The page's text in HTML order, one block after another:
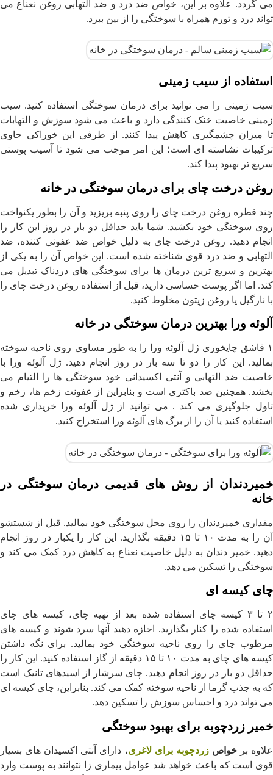
می گردد. علاوه بر این، خواص ضد درد و ضد التهابی روغن نعناع می
تواند درد و تورم همراه با سوختگی را از بین ببرد.
استفاده از سیب زمینی
سیب زمینی را می توانید برای درمان سوختگی استفاده کنید. سیب
زمینی خاصیت خنک کنندگی دارد و باعث می شود سوزش و التهابات
تا میزان چشمگیری کاهش پیدا کنند. از طرفی این خوراکی حاوی
ترکیبات نشاسته ای است؛ این امر موجب می شود تا آسیب پوستی
سریع تر بهبود پیدا کند.
روغن درخت چای برای درمان سوختگی در خانه
چند قطره روغن درخت چای را روی پنبه بریزید و آن را بطور یکنواخت
روی سوختگی خود بکشید. شما باید حداقل دو بار در روز این کار را
انجام دهید. روغن درخت چای به دلیل خواص ضد عفونی کننده، ضد
التهابی و ضد درد قوی شناخته شده است. این خواص آن را به یکی از
بهترین و سریع ترین درمان ها برای سوختگی های دردناک تبدیل می
کند. اما اگر پوست حساسی دارید، قبل از استفاده روغن درخت چای را
با نارگیل یا روغن زیتون مخلوط کنید.
آلوئه ورا بهترین درمان سوختگی در خانه
۱ قاشق چایخوری ژل آلوئه ورا را به طور مساوی روی ناحیه سوخته
بمالید. این کار را دو تا سه بار در روز انجام دهید. ژل آلوئه ورا با
خاصیت ضد التهابی و آنتی اکسیدانی خود سوختگی ها را التیام می
بخشد. همچنین ضد باکتری است و بنابراین از عفونت زخم ها، زخم و
تاول جلوگیری می کند . می توانید از ژل آلوئه ورا خریداری شده
استفاده کنید یا آن را از برگ های آلوئه ورا استخراج کنید.
خمیردندان از روش های قدیمی درمان سوختگی در
خانه
مقداری خمیردندان را روی محل سوختگی خود بمالید. قبل از شستشو
آن را به مدت ۱۰ تا ۱۵ دقیقه بگذارید. این کار را یکبار در روز انجام
دهید. خمیر دندان به دلیل خاصیت نعناع به کاهش درد کمک می کند و
سوختگی را تسکین می دهد.
چای کیسه ای
۲ تا ۳ کیسه چای استفاده شده بعد از تهیه چای، کیسه های چای
استفاده شده را کنار بگذارید. اجازه دهید آنها سرد شوند و کیسه های
مرطوب چای را روی ناحیه سوختگی خود بمالید. برای نگه داشتن
کیسه های چای به مدت ۱۰ تا ۱۵ دقیقه از گاز استفاده کنید. این کار را
حداقل دو بار در روز انجام دهید. چای سرشار از اسیدهای تانیک است
که به جذب گرما از ناحیه سوخته کمک می کند. بنابراین، چای کیسه ای
می تواند درد و احساس سوزش را تسکین دهد.
خمیر زردچوبه برای بهبود سوختگی
علاوه برخواصزردچوبه برای لاغری، دارای آنتی اکسیدان های بسیار
قوی است که باعث خواهد شد عوامل بیماری زا نتوانند به پوست وارد